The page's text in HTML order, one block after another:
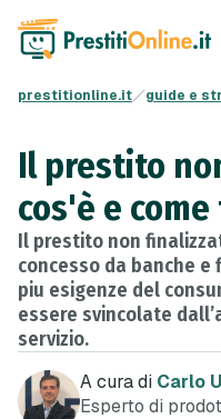
prestitionline.it guide e
Il prestito
cos'è e
Il prestito non
concesso da banche
piu esigenze del
essere svincolate
servizio.
A cura di Carlo
Esperto di